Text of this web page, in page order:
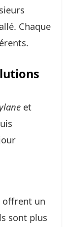
Chaque
et
offrent un
sont plus